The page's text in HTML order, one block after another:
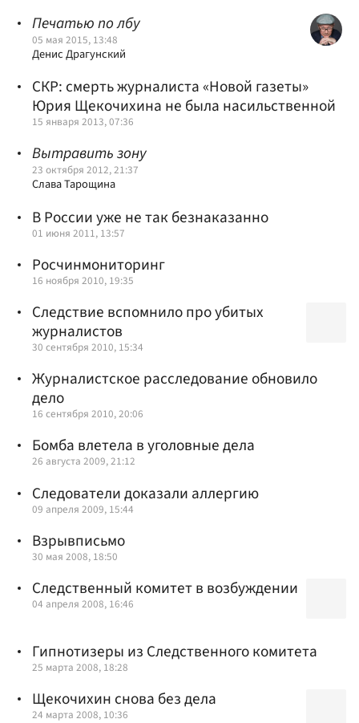
Печатью по лбу
05 мая 2015, 13:48
Денис Драгунский
СКР: смерть журналиста «Новой газеты»
Юрия Щекочихина не была насильственной
15 января 2013, 07:36
Вытравить зону
23 октября 2012, 21:37
Слава Тарощина
В России уже не так безнаказанно
01 июня 2011, 13:57
Росчинмониторинг
16 ноября 2010, 19:35
Следствие вспомнило про убитых
журналистов
30 сентября 2010, 15:34
Журналистское расследование обновило
дело
16 сентября 2010, 20:06
Бомба влетела в уголовные дела
26 августа 2009, 21:12
Следователи доказали аллергию
09 апреля 2009, 15:44
Взрывписьмо
30 мая 2008, 18:50
Следственный комитет в возбуждении
04 апреля 2008, 16:46
Гипнотизеры из Следственного комитета
25 марта 2008, 18:28
Щекочихин снова без дела
24 марта 2008, 10:36